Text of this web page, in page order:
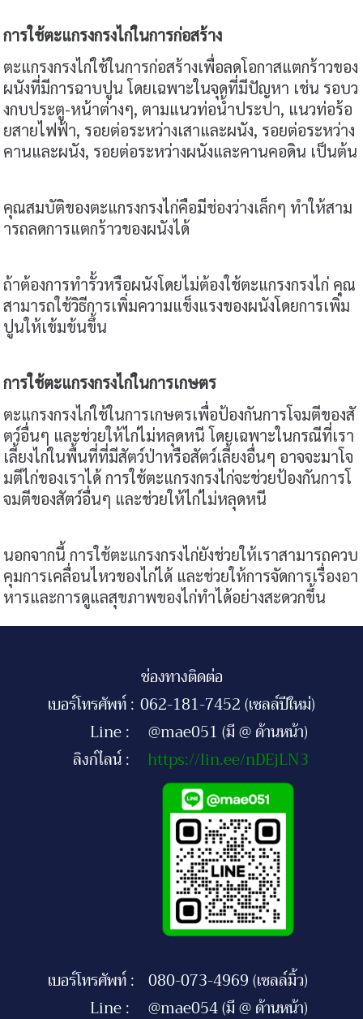
การใช้ตะแกรงกรงไก่ในการก่อสร้าง
ตะแกรงกรงไก่ใช้ในการก่อสร้างเพื่อลดโอกาสแตกร้าวของ
ผนังที่มีการฉาบปูน โดยเฉพาะในจุดที่มีปัญหา เช่น รอบว
งกบประตู-หน้าต่างๆ, ตามแนวท่อน้ำประปา, แนวท่อร้อ
ยสายไฟฟ้า, รอยต่อระหว่างเสาและผนัง, รอยต่อระหว่าง
คานและผนัง, รอยต่อระหว่างผนังและคานคอดิน เป็นต้น
คุณสมบัติของตะแกรงกรงไก่คือมีช่องว่างเล็กๆ ทำให้สาม
ารถลดการแตกร้าวของผนังได้
ถ้าต้องการทำรั้วหรือผนังโดยไม่ต้องใช้ตะแกรงกรงไก่ คุณ
สามารถใช้วิธีการเพิ่มความแข็งแรงของผนังโดยการเพิ่ม
ปูนให้เข้มข้นขึ้น
การใช้ตะแกรงกรงไก่ในการเกษตร
ตะแกรงกรงไก่ใช้ในการเกษตรเพื่อป้องกันการโจมตีของสั
ตว์อื่นๆ และช่วยให้ไก่ไม่หลุดหนี โดยเฉพาะในกรณีที่เรา
เลี้ยงไก่ในพื้นที่ที่มีสัตว์ป่าหรือสัตว์เลี้ยงอื่นๆ อาจจะมาโจ
มตีไก่ของเราได้ การใช้ตะแกรงกรงไก่จะช่วยป้องกันการโ
จมตีของสัตว์อื่นๆ และช่วยให้ไก่ไม่หลุดหนี
นอกจากนี้ การใช้ตะแกรงกรงไก่ยังช่วยให้เราสามารถควบ
คุมการเคลื่อนไหวของไก่ได้ และช่วยให้การจัดการเรื่องอา
หารและการดูแลสุขภาพของไก่ทำได้อย่างสะดวกขึ้น
ช่องทางติดต่อ
เบอร์โทรศัพท์ : 062-181-7452 (เซลล์ปีใหม่)
Line :
@mae051 (มี @ ด้านหน้า)
ลิงก์ไลน์ :
https://lin.ee/nDEjLN3
เบอร์โทรศัพท์ : 080-073-4969 (เซลล์มิ้ว)
Line :
@mae054 (มี @ ด้านหน้า)